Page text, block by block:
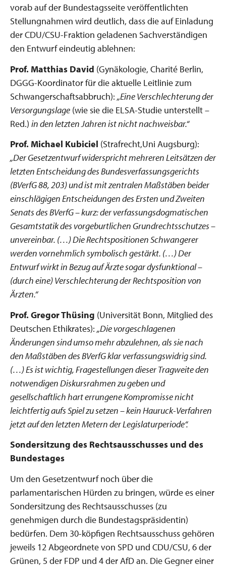
vorab auf der Bundestagsseite veröffentlichten
Stellungnahmen wird deutlich, dass die auf Einladung
der CDU/CSU-Fraktion geladenen Sachverständigen
den Entwurf eindeutig ablehnen:
Prof. Matthias David (Gynäkologie, Charité Berlin,
DGGG-Koordinator für die aktuelle Leitlinie zum
Schwangerschaftsabbruch): „Eine Verschlechterung der
Versorgungslage (wie sie die ELSA-Studie unterstellt –
Red.) in den letzten Jahren ist nicht nachweisbar.“
Prof. Michael Kubiciel (Strafrecht,Uni Augsburg):
„Der Gesetzentwurf widerspricht mehreren Leitsätzen der
letzten Entscheidung des Bundesverfassungsgerichts
(BVerfG 88, 203) und ist mit zentralen Maßstäben beider
einschlägigen Entscheidungen des Ersten und Zweiten
Senats des BVerfG – kurz: der verfassungsdogmatischen
Gesamtstatik des vorgeburtlichen Grundrechtsschutzes –
unvereinbar. (…) Die Rechtspositionen Schwangerer
werden vornehmlich symbolisch gestärkt. (…) Der
Entwurf wirkt in Bezug auf Ärzte sogar dysfunktional –
(durch eine) Verschlechterung der Rechtsposition von
Ärzten.“
Prof. Gregor Thüsing (Universität Bonn, Mitglied des
Deutschen Ethikrates): „Die vorgeschlagenen
Änderungen sind umso mehr abzulehnen, als sie nach
den Maßstäben des BVerfG klar verfassungswidrig sind.
(…) Es ist wichtig, Fragestellungen dieser Tragweite den
notwendigen Diskursrahmen zu geben und
gesellschaftlich hart errungene Kompromisse nicht
leichtfertig aufs Spiel zu setzen – kein Hauruck-Verfahren
jetzt auf den letzten Metern der Legislaturperiode“.
Sondersitzung des Rechtsausschusses und des
Bundestages
Um den Gesetzentwurf noch über die
parlamentarischen Hürden zu bringen, würde es einer
Sondersitzung des Rechtsausschusses (zu
genehmigen durch die Bundestagspräsidentin)
bedürfen. Dem 30-köpfigen Rechtsausschuss gehören
jeweils 12 Abgeordnete von SPD und CDU/CSU, 6 der
Grünen, 5 der FDP und 4 der AfD an. Die Gegner einer